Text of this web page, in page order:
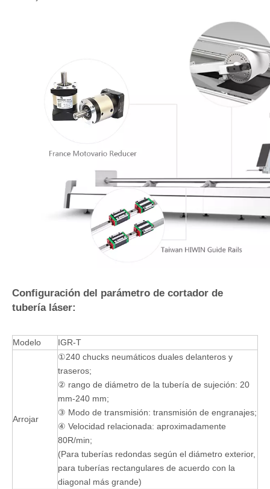
Configuración del parámetro de cortador de
tubería láser:
Modelo IGR-T
Arrojar
①240 chucks neumáticos duales delanteros y
traseros;
② rango de diámetro de la tubería de sujeción: 20
mm-240 mm;
③ Modo de transmisión: transmisión de engranajes;
④ Velocidad relacionada: aproximadamente
80R/min;
(Para tuberías redondas según el diámetro exterior,
para tuberías rectangulares de acuerdo con la
diagonal más grande)